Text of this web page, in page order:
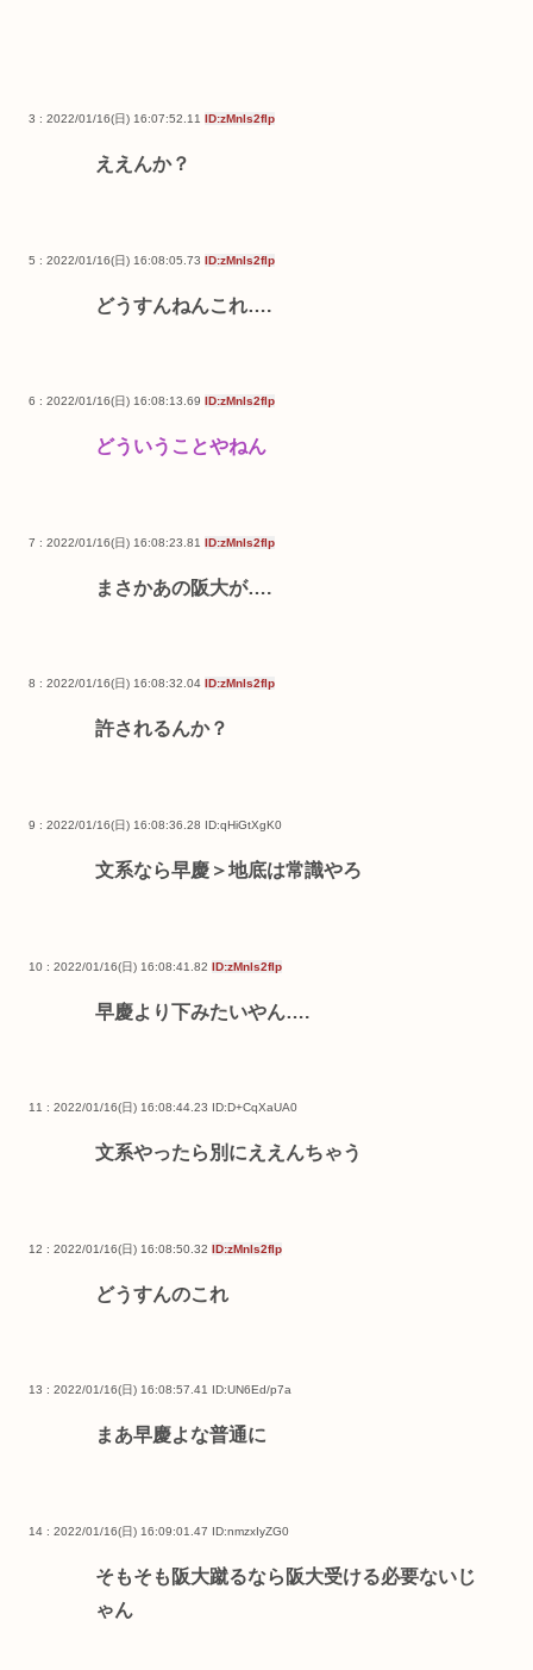
3 : 2022/01/16(日) 16:07:52.11 ID:zMnls2flp
ええんか？
5 : 2022/01/16(日) 16:08:05.73 ID:zMnls2flp
どうすんねんこれ….
6 : 2022/01/16(日) 16:08:13.69 ID:zMnls2flp
どういうことやねん
7 : 2022/01/16(日) 16:08:23.81 ID:zMnls2flp
まさかあの阪大が….
8 : 2022/01/16(日) 16:08:32.04 ID:zMnls2flp
許されるんか？
9 : 2022/01/16(日) 16:08:36.28 ID:qHiGtXgK0
文系なら早慶＞地底は常識やろ
10 : 2022/01/16(日) 16:08:41.82 ID:zMnls2flp
早慶より下みたいやん….
11 : 2022/01/16(日) 16:08:44.23 ID:D+CqXaUA0
文系やったら別にええんちゃう
12 : 2022/01/16(日) 16:08:50.32 ID:zMnls2flp
どうすんのこれ
13 : 2022/01/16(日) 16:08:57.41 ID:UN6Ed/p7a
まあ早慶よな普通に
14 : 2022/01/16(日) 16:09:01.47 ID:nmzxIyZG0
そもそも阪大蹴るなら阪大受ける必要ないじ
ゃん